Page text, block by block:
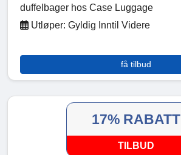
duffelbager hos Case Luggage
Utløper: Gyldig Inntil Videre
få tilbud
17% RABATT
TILBUD